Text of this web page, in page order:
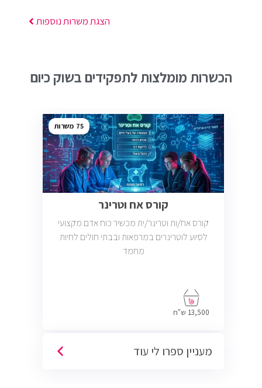
הצגת משרות נוספות
הכשרות מומלצות לתפקידים בשוק כיום
75
קורס אח וטרינר
קורס אח/ות וטרינר/ית מכשיר כוח אדם מקצועי
לסיוע לוטרינרים במרפאות ובבתי חולים לחיות
מחמד
13,500 ש"ח
מעניין ספרו לי עוד